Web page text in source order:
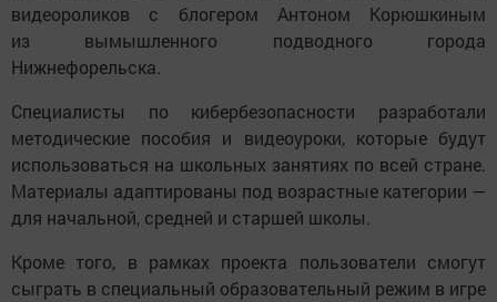
видеороликов с блогером Антоном Корюшкиным
из вымышленного подводного города
Нижнефорельска.
Специалисты по кибербезопасности разработали
методические пособия и видеоуроки, которые будут
использоваться на школьных занятиях по всей стране.
Материалы адаптированы под возрастные категории —
для начальной, средней и старшей школы.
Кроме того, в рамках проекта пользователи смогут
сыграть в специальный образовательный режим в игре